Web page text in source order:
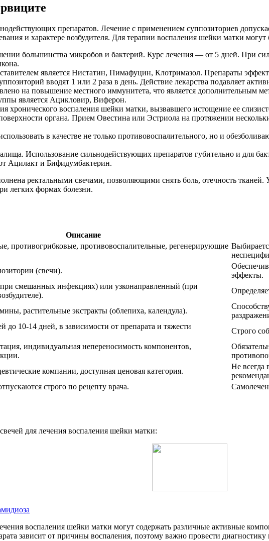
препаратов. Лечение с применением суппозиториев
и характере возбудителя. Для терапии воспаления шейки матки
большинства микробов и бактерий. Курс лечения — от 5 дней. При
является Нистатин, Пимафуцин, Клотримазол. Препараты
вводят 1 или 2 раза в день. Действие лекарства подавляет
на повышение местного иммунитета, что является дополнительным
является Ацикловир, Виферон.
хронического воспаления шейки матки, вызвавшего истощение ее
органа. Прием Овестина или Эстриола на протяжении
в качестве не только противовоспалительного, но и
Использование сильнодействующих препаратов губительно и для
Ацилакт и Бифидумбактерин.
ректальными свечами, позволяющими снять боль, отечность
легких формах болезни.
Описание
противогрибковые, противовоспалительные, регенерирующие
(свечи).
эффекты.
смешанных инфекциях) или узконаправленный (при
растительные экстракты (облепиха, календула).
до 10-14 дней, в зависимости от препарата и тяжести
Строго
индивидуальная непереносимость компонентов,
компании, доступная ценовая категория.
Не всегда
строго по рецепту врача.
для лечения воспаления шейки матки:
воспаления шейки матки могут содержать различные активные
зависит от причины воспаления, поэтому важно провести диагностику